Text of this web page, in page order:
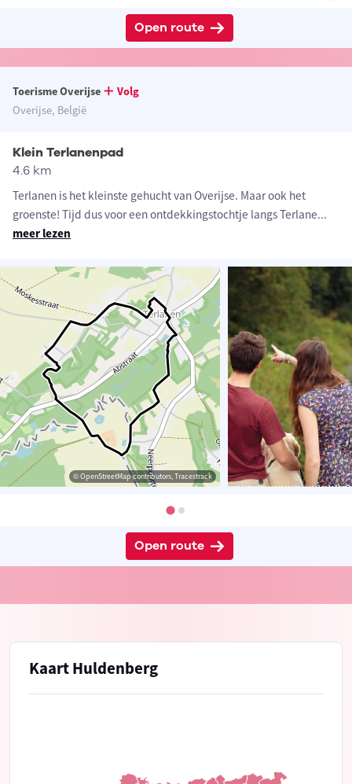
Open route
Toerisme Overijse
Volg
Overijse, België
Klein Terlanenpad
4.6 km
Terlanen is het kleinste gehucht van Overijse. Maar ook het
groenste! Tijd dus voor een ontdekkingstochtje langs Terlane...
meer lezen
© OpenStreetMap contributors, Tracestrack
Open route
Kaart Huldenberg